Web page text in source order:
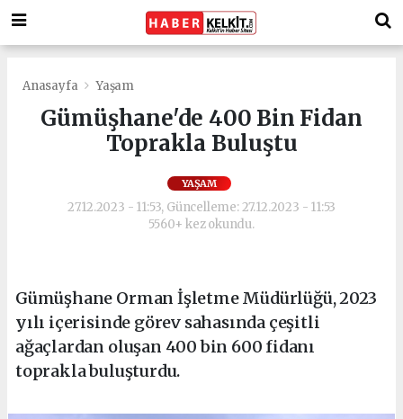
Anasayfa Yaşam
Gümüşhane'de 400 Bin Fidan
Toprakla Buluştu
YAŞAM
27.12.2023 - 11:53, Güncelleme: 27.12.2023 - 11:53
5560+ kez okundu.
Gümüşhane Orman İşletme Müdürlüğü, 2023
yılı içerisinde görev sahasında çeşitli
ağaçlardan oluşan 400 bin 600 fidanı
toprakla buluşturdu.